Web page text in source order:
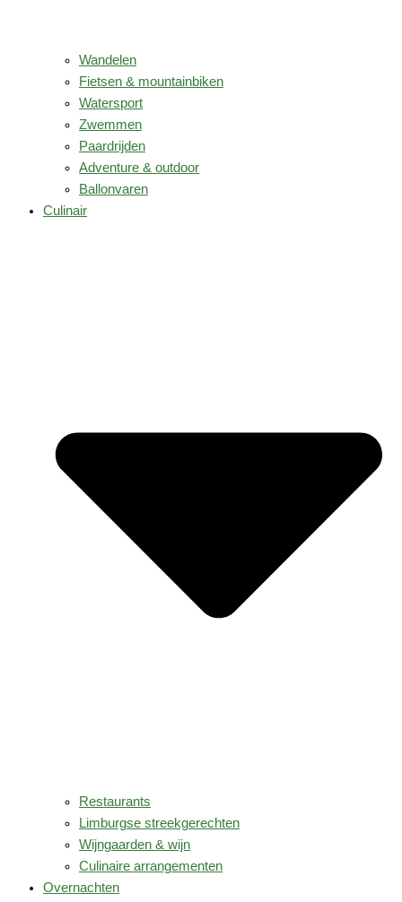
Wandelen
Fietsen & mountainbiken
Watersport
Zwemmen
Paardrijden
Adventure & outdoor
Ballonvaren
Culinair
Restaurants
Limburgse streekgerechten
Wijngaarden & wijn
Culinaire arrangementen
Overnachten